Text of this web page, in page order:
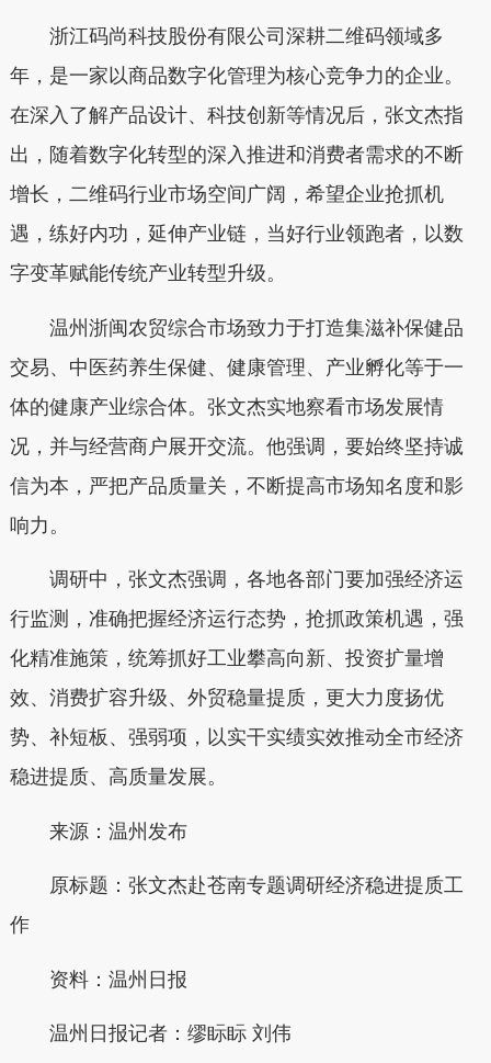
浙江码尚科技股份有限公司深耕二维码领域多
年，是一家以商品数字化管理为核心竞争力的企业。
在深入了解产品设计、科技创新等情况后，张文杰指
出，随着数字化转型的深入推进和消费者需求的不断
增长，二维码行业市场空间广阔，希望企业抢抓机
遇，练好内功，延伸产业链，当好行业领跑者，以数
字变革赋能传统产业转型升级。
温州浙闽农贸综合市场致力于打造集滋补保健品
交易、中医药养生保健、健康管理、产业孵化等于一
体的健康产业综合体。张文杰实地察看市场发展情
况，并与经营商户展开交流。他强调，要始终坚持诚
信为本，严把产品质量关，不断提高市场知名度和影
响力。
调研中，张文杰强调，各地各部门要加强经济运
行监测，准确把握经济运行态势，抢抓政策机遇，强
化精准施策，统筹抓好工业攀高向新、投资扩量增
效、消费扩容升级、外贸稳量提质，更大力度扬优
势、补短板、强弱项，以实干实绩实效推动全市经济
稳进提质、高质量发展。
来源：温州发布
原标题： 张文杰赴苍南专题调研经济稳进提质工
作
资料：温州日报
温州日报记者：缪眎眎 刘伟